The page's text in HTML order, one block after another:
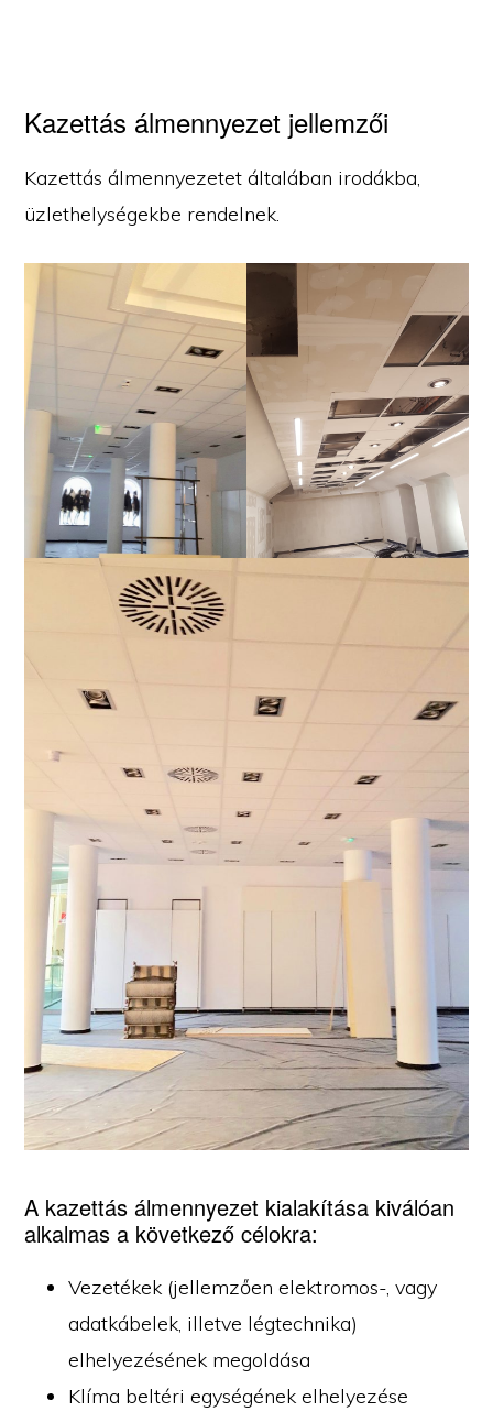
Kazettás álmennyezet jellemzői
Kazettás álmennyezetet általában irodákba,
üzlethelységekbe rendelnek.
A kazettás álmennyezet kialakítása kiválóan
alkalmas a következő célokra:
Vezetékek (jellemzően elektromos-, vagy
adatkábelek, illetve légtechnika)
elhelyezésének megoldása
Klíma beltéri egységének elhelyezése